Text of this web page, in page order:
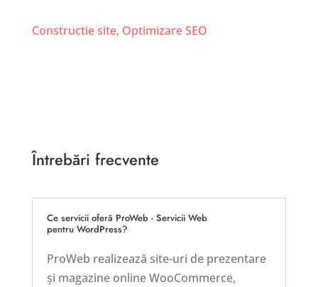
Constructie site, Optimizare SEO
Întrebări frecvente
Ce servicii oferă ProWeb - Servicii Web
pentru WordPress?
ProWeb realizează site-uri de prezentare
și magazine online WooCommerce,